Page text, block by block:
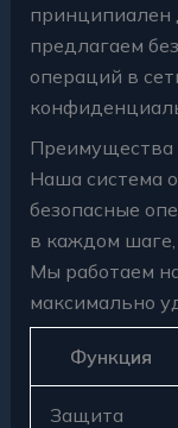
принципиален
предлагаем
операций в
Наша система
безопасные
в каждом шаге,
Мы работаем
максимально
Функция
Защита